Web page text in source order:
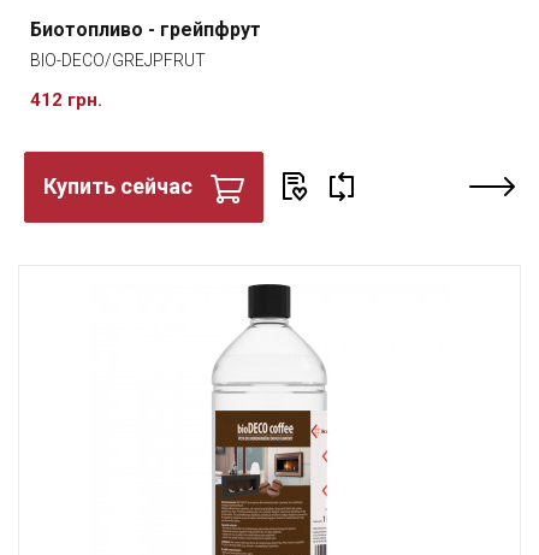
Биотопливо - грейпфрут
BIO-DECO/GREJPFRUT
412 грн.
Купить сейчас